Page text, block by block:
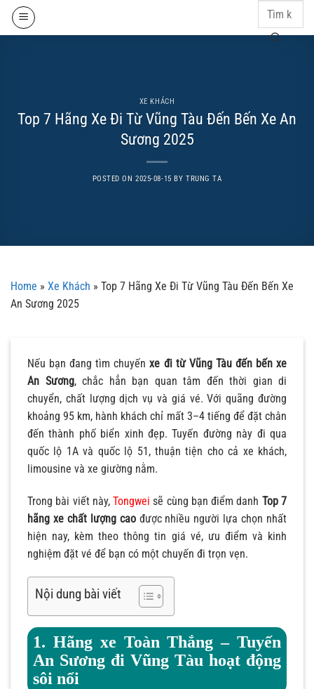
Skip
XE KHÁCH
Top 7 Hãng Xe Đi Từ Vũng Tàu Đến Bến Xe An
Sương 2025
POSTED ON2025-08-15 BY TRUNG TA
Home » Xe Khách » Top 7 Hãng Xe Đi Từ Vũng Tàu Đến Bến Xe
An Sương 2025
Nếu bạn đang tìm chuyếnxe đi từ Vũng Tàu đến bến xe
An Sương, chắc hẳn bạn quan tâm đến thời gian di
chuyển, chất lượng dịch vụ và giá vé. Với quãng đường
khoảng 95 km, hành khách chỉ mất 3–4 tiếng để đặt chân
đến thành phố biển xinh đẹp. Tuyến đường này đi qua
quốc lộ 1A và quốc lộ 51, thuận tiện cho cả xe khách,
limousine và xe giường nằm.
Trong bài viết này,Tongwei sẽ cùng bạn điểm danh Top 7
hãng xe chất lượng caođược nhiều người lựa chọn nhất
hiện nay, kèm theo thông tin giá vé, ưu điểm và kinh
nghiệm đặt vé để bạn có một chuyến đi trọn vẹn.
Nội dung bài viết
1. Hãng xe Toàn Thắng – Tuyến
An Sương đi Vũng Tàu hoạt động
sôi nổi